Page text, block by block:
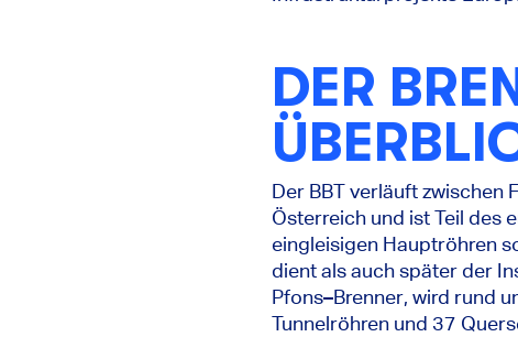
DER
Der BBT verläuft zwischen
Österreich und ist Teil des
eingleisigen Hauptröhren
dient als auch später der
Pfons–Brenner, wird rund
Tunnelröhren und 37